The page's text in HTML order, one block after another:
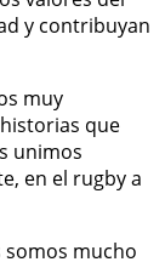
y contribuyan
muy
que
unimos
en el rugby a
somos mucho